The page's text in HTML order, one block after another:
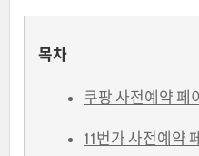
목차
쿠팡 사전예약 페
11번가 사전예약